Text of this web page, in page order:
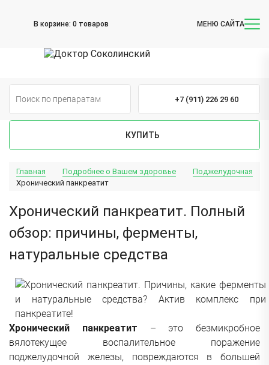
В корзине: 0 товаров МЕНЮ САЙТА
+7 (911) 226 29 60
КУПИТЬ
Главная Подробнее о Вашем здоровье
Поджелудочная
Хронический панкреатит
Хронический панкреатит. Полный
обзор: причины, ферменты,
натуральные средства
Хронический панкреатит – это безмикробное
вялотекущее воспалительное поражение
поджелудочной железы, повреждаются в большей